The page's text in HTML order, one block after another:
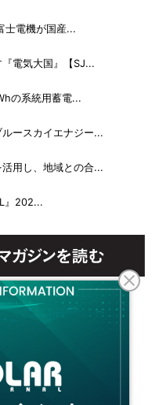
士電機が国産...
電気大国』【SJ...
の系統用蓄電...
ースカイエナジー...
用し、地域との合...
』202...
For overseas customers